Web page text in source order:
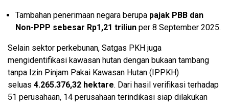
Tambahan penerimaan negara berupa pajak PBB dan
Non-PPP sebesar Rp1,21 triliun per 8 September 2025.
Selain sektor perkebunan, Satgas PKH juga
mengidentifikasi kawasan hutan dengan bukaan tambang
tanpa Izin Pinjam Pakai Kawasan Hutan (IPPKH)
seluas 4.265.376,32 hektare. Dari hasil verifikasi terhadap
51 perusahaan, 14 perusahaan terindikasi siap dilakukan